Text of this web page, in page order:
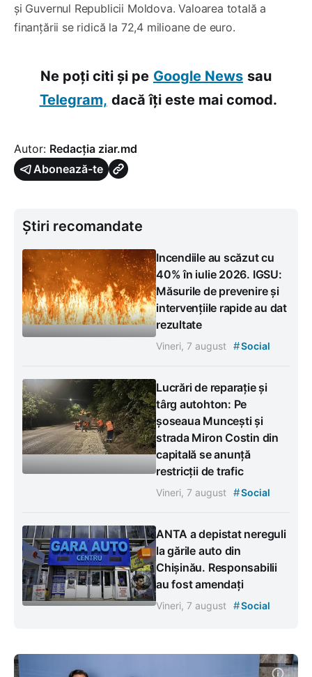
și Guvernul Republicii Moldova. Valoarea totală a
finanțării se ridică la 72,4 milioane de euro.
Ne poți citi și pe Google News sau
Telegram, dacă îți este mai comod.
Autor: Redacția ziar.md
Abonează-te
Știri recomandate
Incendiile au scăzut cu
40% în iulie 2026. IGSU:
Măsurile de prevenire și
intervențiile rapide au dat
rezultate
Vineri, 7 august #Social
Lucrări de reparație și
târg autohton: Pe
șoseaua Muncești și
strada Miron Costin din
capitală se anunță
restricții de trafic
Vineri, 7 august #Social
ANTA a depistat nereguli
la gările auto din
Chișinău. Responsabilii
au fost amendați
Vineri, 7 august #Social